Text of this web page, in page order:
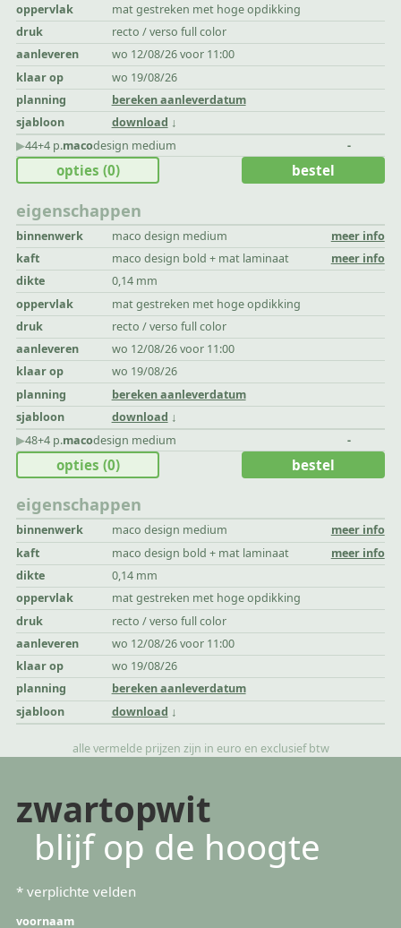
oppervlak
mat gestreken met hoge opdikking
druk
recto / verso full color
aanleveren
wo 12/08/26 voor 11:00
klaar op
wo 19/08/26
planning
bereken aanleverdatum
sjabloon
download
▶︎44+4 p.macodesign medium -
eigenschappen
binnenwerk maco design medium
meer info
kaft
maco design bold + mat laminaat
meer info
dikte
0,14 mm
oppervlak
mat gestreken met hoge opdikking
druk
recto / verso full color
aanleveren
wo 12/08/26 voor 11:00
klaar op
wo 19/08/26
planning
bereken aanleverdatum
sjabloon
download
opties (0) bestel
▶︎48+4 p.macodesign medium -
eigenschappen
binnenwerk maco design medium
meer info
kaft
maco design bold + mat laminaat
meer info
dikte
0,14 mm
oppervlak
mat gestreken met hoge opdikking
druk
recto / verso full color
aanleveren
wo 12/08/26 voor 11:00
klaar op
wo 19/08/26
planning
bereken aanleverdatum
sjabloon
download
opties (0) bestel
alle vermelde prijzen zijn in euro en exclusief btw
zwartopwit
blijf op de hoogte
* verplichte velden
voornaam